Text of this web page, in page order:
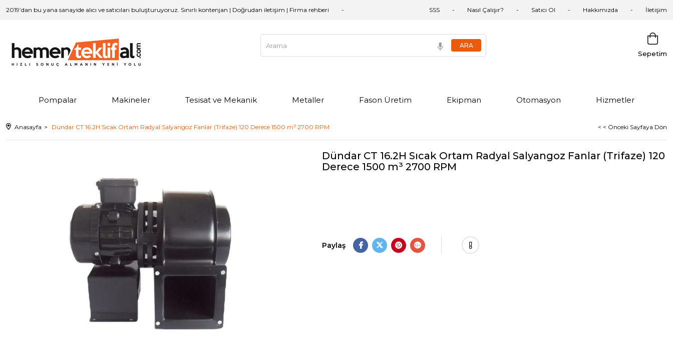
2019’dan bu yana sanayide alıcı ve satıcıları buluşturuyoruz. Sınırlı kontenjan | Doğrudan iletişim | Firma rehberi SSS Nasıl Çalışır? Satıcı Ol Hakkımızda İletişim
Sepetim
Pompalar Makineler Tesisat ve Mekanik Metaller Fason Üretim Ekipman Otomasyon Hizmetler
Anasayfa Dündar CT 16.2H Sıcak Ortam Radyal Salyangoz Fanlar (Trifaze) 120 Derece 1500 m³ 2700 RPM < < Önceki Sayfaya Dön
Dündar CT 16.2H Sıcak Ortam Radyal Salyangoz Fanlar (Trifaze) 120
Derece 1500 m³ 2700 RPM
Paylaş